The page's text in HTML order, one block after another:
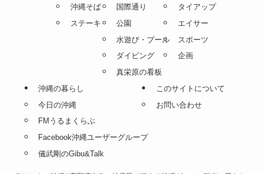
沖縄そば
ステーキ
国際通り
公園
水遊び・プール
ダイビング
真栄原の看板
タイアップ
エイサー
スポーツ
企画
沖縄の暮らし
今日の沖縄
FMうるまくらぶ
Facebook沖縄ユーザーグループ
儀武剛のGibu&Talk
このサイトについて
お問い合わせ